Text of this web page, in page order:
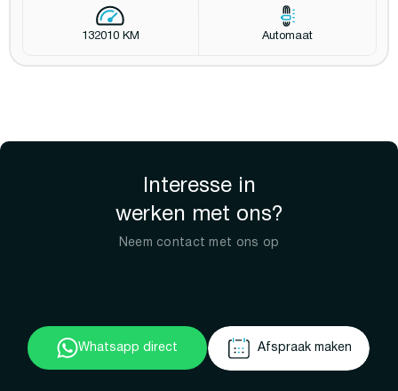
132010 KM Automaat
Interesse in
werken met ons?
Neem contact met ons op
Whatsapp direct Afspraak maken